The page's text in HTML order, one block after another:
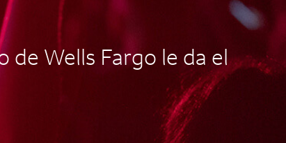
Wells Fargo le da el